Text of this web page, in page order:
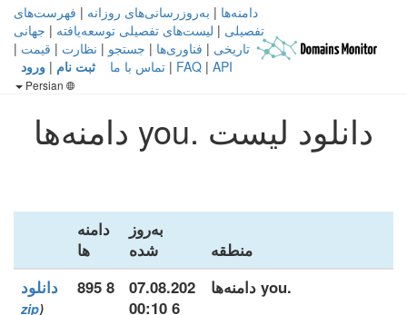
دامنه‌ها | به‌روزرسانی‌های روزانه | فهرست‌های
تفصیلی | لیست‌های تفصیلی توسعه‌یافته | جهانی
تاریخی | فناوری‌ها | جستجو | نظارت | قیمت |
FAQ | API
| تماس با ما ثبت نام | ورود
دانلود لیست .you دامنه‌ها
منطقه
به‌روز
شده
دامنه‌
ها
.you دامنه‌ها
07.08.202
6 00:10
8 895 دانلود
(
zip